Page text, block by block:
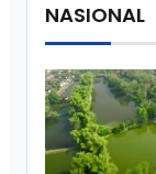
NASIONAL